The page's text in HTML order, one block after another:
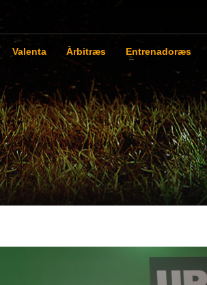
Valenta Àrbitræs Entrenadoræs